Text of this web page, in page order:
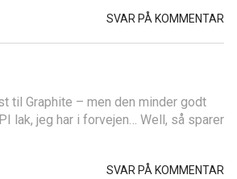
SVAR PÅ KOMMENTAR
til Graphite – men den minder godt
lak, jeg har i forvejen… Well, så sparer
SVAR PÅ KOMMENTAR